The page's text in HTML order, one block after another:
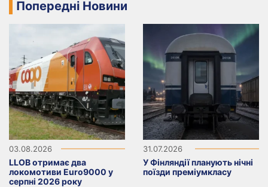
Попередні Новини
03.08.2026
LLOB отримає два
локомотиви Euro9000 у
серпні 2026 року
31.07.2026
У Фінляндії планують нічні
поїзди преміумкласу